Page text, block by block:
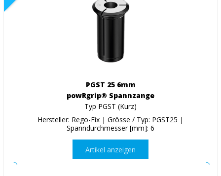
PGST 25 6mm
powRgrip® Spannzange
Typ PGST (Kurz)
Hersteller: Rego-Fix | Grösse / Typ: PGST25 |
Spanndurchmesser [mm]: 6
Artikel anzeigen